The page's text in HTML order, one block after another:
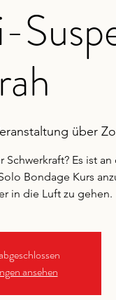
über
Es ist
Bondage Kurs
in die Luft zu gehen.
ansehen